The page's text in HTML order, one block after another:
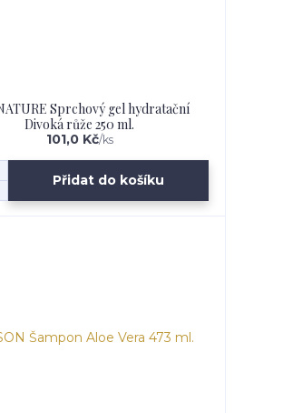
Sprchový gel hydratační
Divoká růže 250 ml.
101,0 Kč/ks
Přidat do košíku